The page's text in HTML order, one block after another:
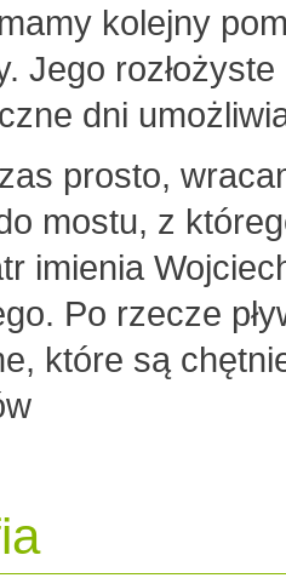
kolejny
Jego rozłożyste
dni
prosto,
mostu, z
imienia
Po rzecze
które są